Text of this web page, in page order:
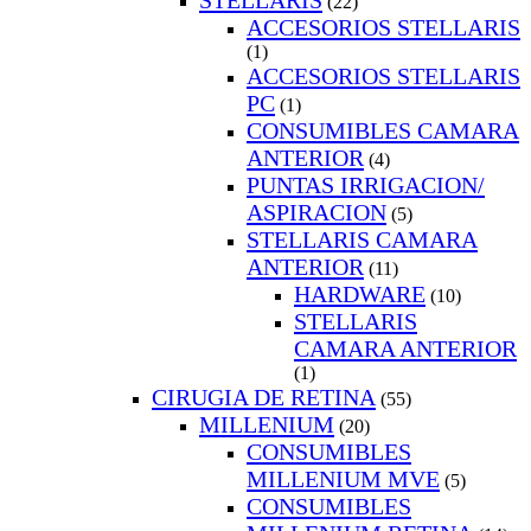
ACCESORIOS STELLARIS
(1)
ACCESORIOS STELLARIS
PC (1)
CONSUMIBLES CAMARA
ANTERIOR (4)
PUNTAS IRRIGACION/
ASPIRACION (5)
STELLARIS CAMARA
ANTERIOR (11)
HARDWARE (10)
STELLARIS
CAMARA ANTERIOR
(1)
CIRUGIA DE RETINA (55)
MILLENIUM (20)
CONSUMIBLES
MILLENIUM MVE (5)
CONSUMIBLES